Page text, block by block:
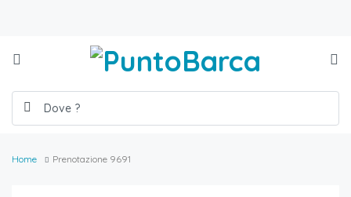
Home Prenotazione 9691